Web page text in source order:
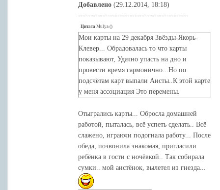
Добавлено (29.12.2014, 18:18)
---------------------------------------------
Цитата Mulya ()
Мои карты на 29 декабря Звёзды-Якорь-
Клевер... Обрадовалась то что карты
показывают, Удачно упасть на дно и
провести время гармонично...Но по
подсчётам карт выпали Аисты..К этой карте
у меня ассоциация Это перемены.
Отыгрались карты... Обросла домашней
работой, пыталась, всё успеть сделать.. Всё
слажено, играючи подогнала работу... После
обеда, позвонила знакомая, пригласили
ребёнка в гости с ночёвкой.. Так собирала
сумки.. мой аистёнок, вылетел из гнезда...